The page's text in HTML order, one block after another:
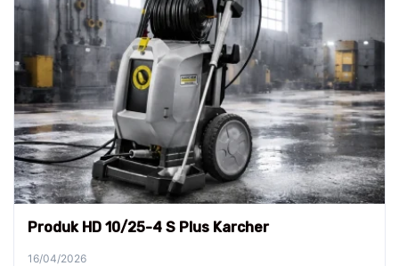
Produk HD 10/25-4 S Plus Karcher
16/04/2026